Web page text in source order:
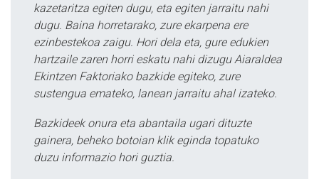
kazetaritza egiten dugu, eta egiten jarraitu nahi
dugu. Baina horretarako, zure ekarpena ere
ezinbestekoa zaigu. Hori dela eta, gure edukien
hartzaile zaren horri eskatu nahi dizugu Aiaraldea
Ekintzen Faktoriako bazkide egiteko, zure
sustengua emateko, lanean jarraitu ahal izateko.
Bazkideek onura eta abantaila ugari dituzte
gainera, beheko botoian klik eginda topatuko
duzu informazio hori guztia.